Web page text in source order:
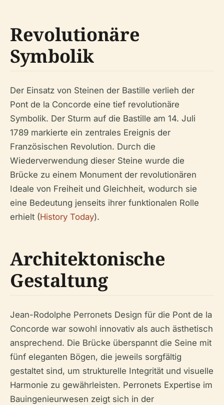
Revolutionäre
Symbolik
Der Einsatz von Steinen der Bastille verlieh der
Pont de la Concorde eine tief revolutionäre
Symbolik. Der Sturm auf die Bastille am 14. Juli
1789 markierte ein zentrales Ereignis der
Französischen Revolution. Durch die
Wiederverwendung dieser Steine wurde die
Brücke zu einem Monument der revolutionären
Ideale von Freiheit und Gleichheit, wodurch sie
eine Bedeutung jenseits ihrer funktionalen Rolle
erhielt (History Today).
Architektonische
Gestaltung
Jean-Rodolphe Perronets Design für die Pont de la
Concorde war sowohl innovativ als auch ästhetisch
ansprechend. Die Brücke überspannt die Seine mit
fünf eleganten Bögen, die jeweils sorgfältig
gestaltet sind, um strukturelle Integrität und visuelle
Harmonie zu gewährleisten. Perronets Expertise im
Bauingenieurwesen zeigt sich in der